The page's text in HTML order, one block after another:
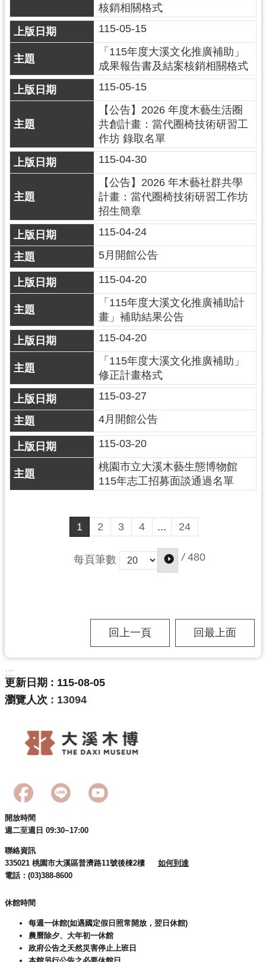
政
信
園
市
府
n
g
l
隱
私
權
政
網
站
安
全
政
策
政
府
網
站
資
料
放
宣
核銷相關格式
115-05-15
「115年度大溪文化推廣補助」
成果報告書及結案核銷相關格式
115-05-15
【公告】2026 年度木藝生活圈
共創計畫：當代圈椅技術研習工
作坊 錄取名單
115-04-30
【公告】2026 年木藝社群共學
計畫：當代圈椅技術研習工作坊
招生簡章
115-04-24
5月開館公告
115-04-20
「115年度大溪文化推廣補助計
畫」補助結果公告
115-04-20
「115年度大溪文化推廣補助」
修正計畫格式
115-03-27
4月開館公告
115-03-20
桃園市立大溪木藝生態博物館
115年志工招募面談通過名單
1 2 3 4 ... 24
每頁筆數 / 480
回上一頁 回最上面
:::
更新日期
115-08-05
瀏覽人次
13094
開放時間
週二至週日 09:30~17:00
聯絡資訊
335021 桃園市大溪區普濟路11號後棟2樓
如何到達
電話：(03)388-8600
休館時間
每週一休館(如遇國定假日照常開放，翌日休館)
農曆除夕、大年初一休館
政府公告之天然災害停止上班日